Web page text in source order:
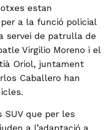
estan
a la funció policial
servei de patrulla de
Virgilio Moreno i el
Oriol, juntament
Caballero han
que per les
a l’adaptació a